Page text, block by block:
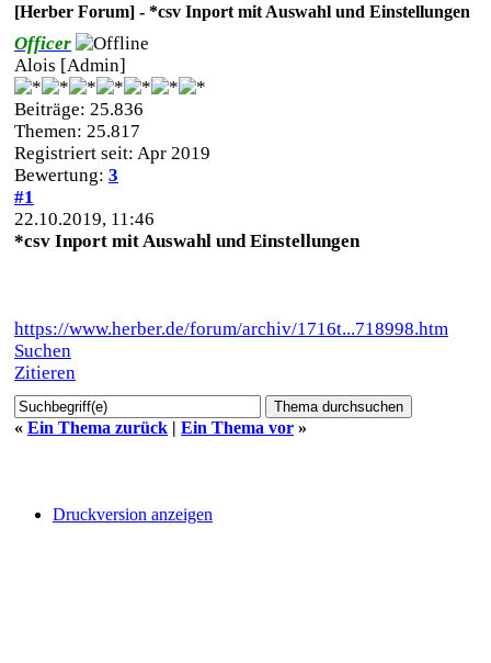
[Herber Forum] - *csv Inport mit Auswahl und Einstellungen
Officer
Alois [Admin]
Beiträge: 25.836
Themen: 25.817
Registriert seit: Apr 2019
Bewertung: 3
#1
22.10.2019, 11:46
*csv Inport mit Auswahl und Einstellungen
https://www.herber.de/forum/archiv/1716t...718998.htm
Suchen
Zitieren
« Ein Thema zurück | Ein Thema vor »
Druckversion anzeigen